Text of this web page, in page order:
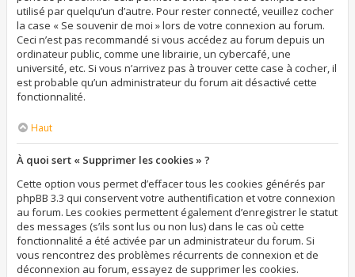
utilisé par quelqu’un d’autre. Pour rester connecté, veuillez cocher
la case « Se souvenir de moi » lors de votre connexion au forum.
Ceci n’est pas recommandé si vous accédez au forum depuis un
ordinateur public, comme une librairie, un cybercafé, une
université, etc. Si vous n’arrivez pas à trouver cette case à cocher, il
est probable qu’un administrateur du forum ait désactivé cette
fonctionnalité.
Haut
À quoi sert « Supprimer les cookies » ?
Cette option vous permet d’effacer tous les cookies générés par
phpBB 3.3 qui conservent votre authentification et votre connexion
au forum. Les cookies permettent également d’enregistrer le statut
des messages (s’ils sont lus ou non lus) dans le cas où cette
fonctionnalité a été activée par un administrateur du forum. Si
vous rencontrez des problèmes récurrents de connexion et de
déconnexion au forum, essayez de supprimer les cookies.